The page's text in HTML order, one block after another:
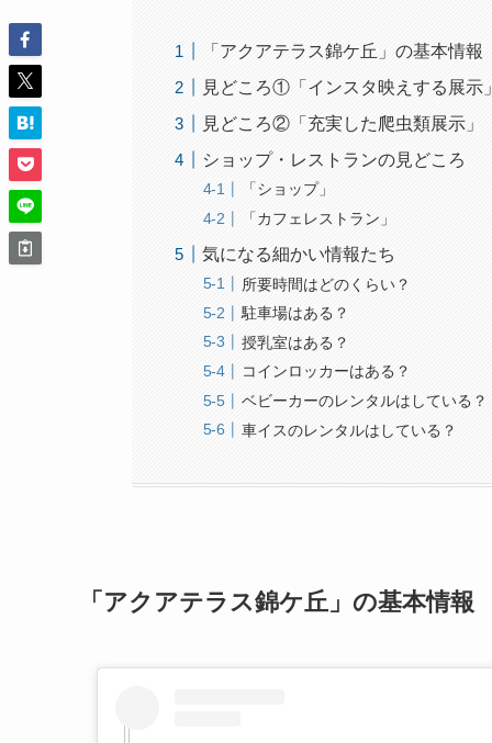
「アクアテラス錦ケ丘」の基本情報
見どころ①「インスタ映えする展示
見どころ②「充実した爬虫類展示」
ショップ・レストランの見どころ
「ショップ」
「カフェレストラン」
気になる細かい情報たち
所要時間はどのくらい？
駐車場はある？
授乳室はある？
コインロッカーはある？
ベビーカーのレンタルはしている？
車イスのレンタルはしている？
「アクアテラス錦ケ丘」の基本情報